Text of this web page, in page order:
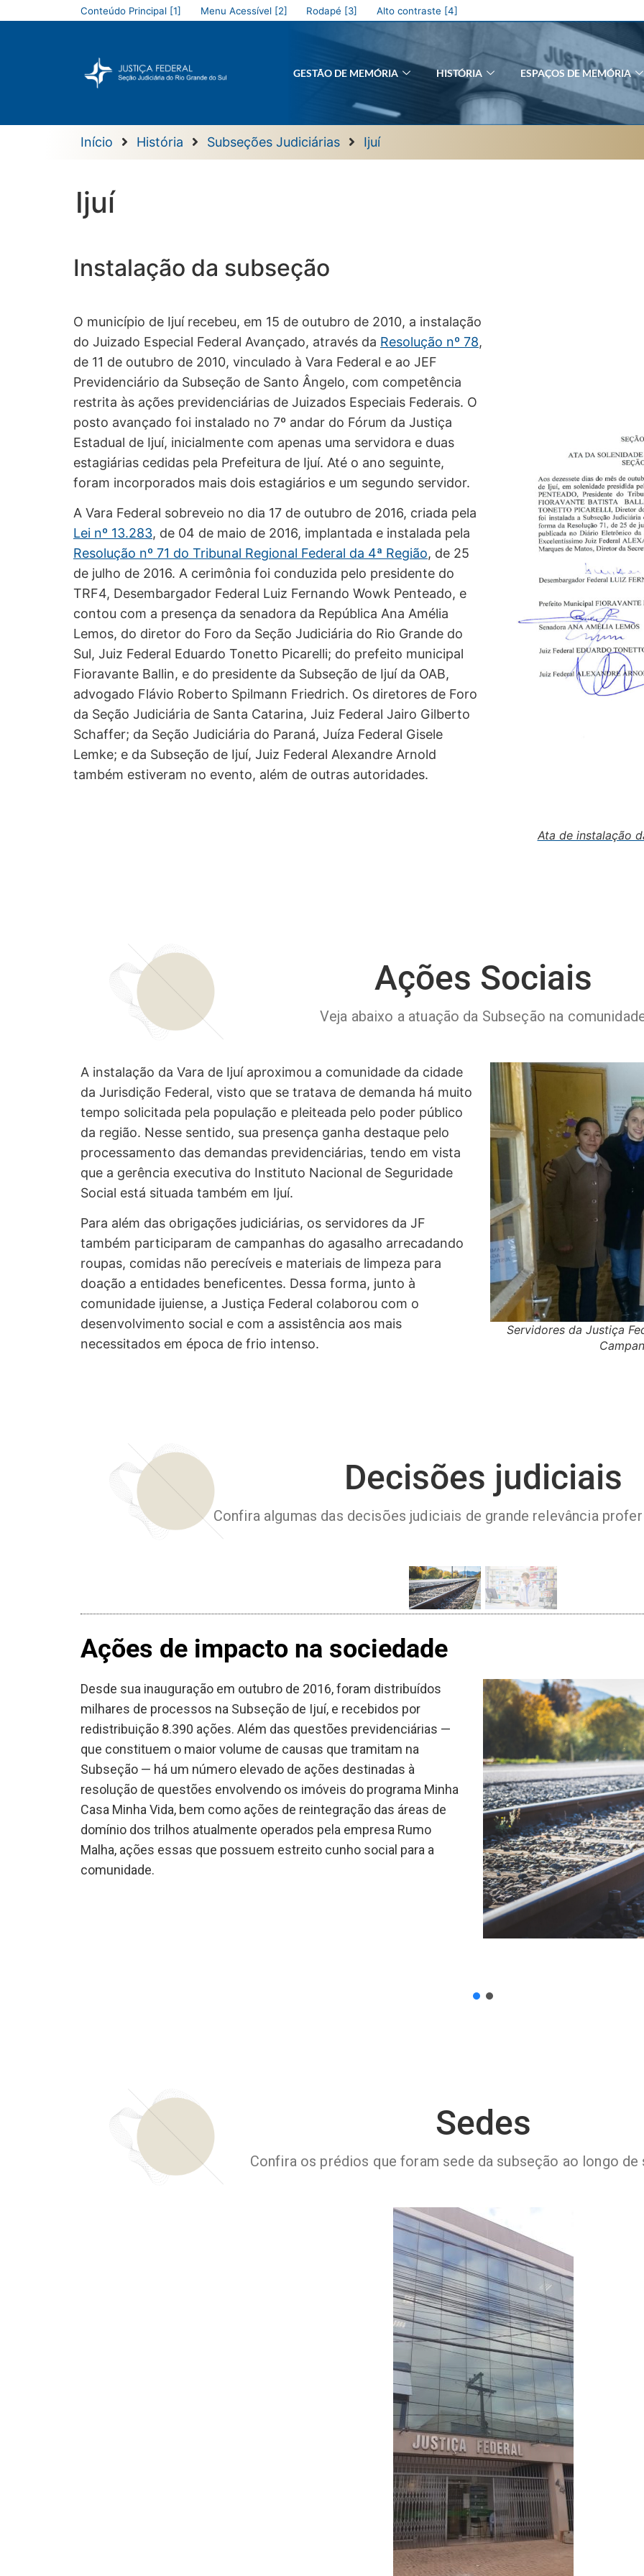
Conteúdo Principal [1] Menu Acessível [2] Rodapé [3] Alto contraste [4]
GESTÃO DE MEMÓRIA HISTÓRIA ESPAÇOS DE MEMÓRIA
Início História Subseções Judiciárias Ijuí
Ijuí
Instalação da subseção
O município de Ijuí recebeu, em 15 de outubro de 2010, a instalação
do Juizado Especial Federal Avançado, através da Resolução nº 78,
de 11 de outubro de 2010, vinculado à Vara Federal e ao JEF
Previdenciário da Subseção de Santo Ângelo, com competência
restrita às ações previdenciárias de Juizados Especiais Federais. O
posto avançado foi instalado no 7º andar do Fórum da Justiça
Estadual de Ijuí, inicialmente com apenas uma servidora e duas
estagiárias cedidas pela Prefeitura de Ijuí. Até o ano seguinte,
foram incorporados mais dois estagiários e um segundo servidor.
A Vara Federal sobreveio no dia 17 de outubro de 2016, criada pela
Lei nº 13.283, de 04 de maio de 2016, implantada e instalada pela
Resolução nº 71 do Tribunal Regional Federal da 4ª Região, de 25
de julho de 2016. A cerimônia foi conduzida pelo presidente do
TRF4, Desembargador Federal Luiz Fernando Wowk Penteado, e
contou com a presença da senadora da República Ana Amélia
Lemos, do diretor do Foro da Seção Judiciária do Rio Grande do
Sul, Juiz Federal Eduardo Tonetto Picarelli; do prefeito municipal
Fioravante Ballin, e do presidente da Subseção de Ijuí da OAB,
advogado Flávio Roberto Spilmann Friedrich. Os diretores de Foro
da Seção Judiciária de Santa Catarina, Juiz Federal Jairo Gilberto
Schaffer; da Seção Judiciária do Paraná, Juíza Federal Gisele
Lemke; e da Subseção de Ijuí, Juiz Federal Alexandre Arnold
também estiveram no evento, além de outras autoridades.
Ata de instalação
Ações Sociais
Veja abaixo a atuação da Subseção na
A instalação da Vara de Ijuí aproximou a comunidade da cidade
da Jurisdição Federal, visto que se tratava de demanda há muito
tempo solicitada pela população e pleiteada pelo poder público
da região. Nesse sentido, sua presença ganha destaque pelo
processamento das demandas previdenciárias, tendo em vista
que a gerência executiva do Instituto Nacional de Seguridade
Social está situada também em Ijuí.
Para além das obrigações judiciárias, os servidores da JF
também participaram de campanhas do agasalho arrecadando
roupas, comidas não perecíveis e materiais de limpeza para
doação a entidades beneficentes. Dessa forma, junto à
comunidade ijuiense, a Justiça Federal colaborou com o
desenvolvimento social e com a assistência aos mais
necessitados em época de frio intenso.
Servidores da Justiça
Decisões judiciais
Confira algumas das decisões judiciais de grande relevância
Ações de impacto na sociedade
Desde sua inauguração em outubro de 2016, foram distribuídos
milhares de processos na Subseção de Ijuí, e recebidos por
redistribuição 8.390 ações. Além das questões previdenciárias —
que constituem o maior volume de causas que tramitam na
Subseção — há um número elevado de ações destinadas à
resolução de questões envolvendo os imóveis do programa Minha
Casa Minha Vida, bem como ações de reintegração das áreas de
domínio dos trilhos atualmente operados pela empresa Rumo
Malha, ações essas que possuem estreito cunho social para a
comunidade.
Sedes
Confira os prédios que foram sede da subseção ao longo de